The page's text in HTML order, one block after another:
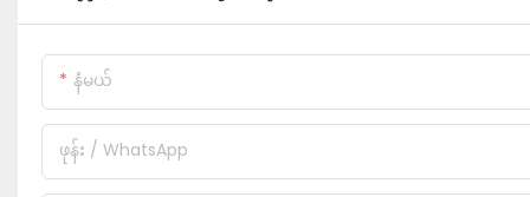
နံမယ်
ဖုန်း / WhatsApp